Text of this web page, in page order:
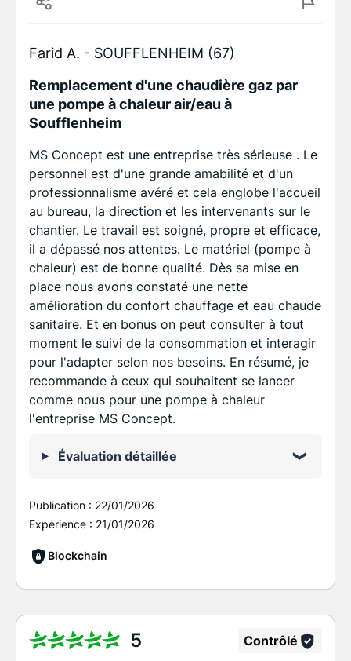
Farid A. - SOUFFLENHEIM (67)
Remplacement d'une chaudière gaz par
une pompe à chaleur air/eau à
Soufflenheim
MS Concept est une entreprise très sérieuse . Le
personnel est d'une grande amabilité et d'un
professionnalisme avéré et cela englobe l'accueil
au bureau, la direction et les intervenants sur le
chantier. Le travail est soigné, propre et efficace,
il a dépassé nos attentes. Le matériel (pompe à
chaleur) est de bonne qualité. Dès sa mise en
place nous avons constaté une nette
amélioration du confort chauffage et eau chaude
sanitaire. Et en bonus on peut consulter à tout
moment le suivi de la consommation et interagir
pour l'adapter selon nos besoins. En résumé, je
recommande à ceux qui souhaitent se lancer
comme nous pour une pompe à chaleur
l'entreprise MS Concept.
Évaluation détaillée
Publication : 22/01/2026
Expérience : 21/01/2026
Blockchain
5 Contrôlé